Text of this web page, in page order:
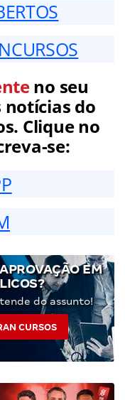
no seu
do
Clique no
se:
EM
do assunto!
CURSOS